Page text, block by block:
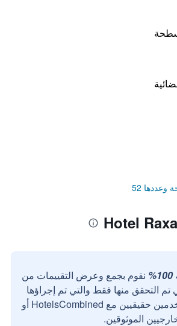
52
نقوم بجمع وعرض التقييمات من
تم التحقق منها فقط والتي تم إجراؤها
بواسطة مستخدمين حقيقيين مع HotelsCombined أو
الموثوقين.